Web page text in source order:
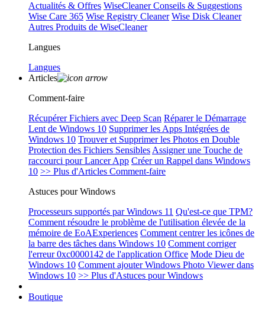
Actualités & Offres WiseCleaner Conseils & Suggestions
Wise Care 365 Wise Registry Cleaner Wise Disk Cleaner
Autres Produits de WiseCleaner
Langues
Langues
Articles
Comment-faire
Récupérer Fichiers avec Deep Scan Réparer le Démarrage
Lent de Windows 10 Supprimer les Apps Intégrées de
Windows 10 Trouver et Supprimer les Photos en Double
Protection des Fichiers Sensibles Assigner une Touche de
raccourci pour Lancer App Créer un Rappel dans Windows
10 >> Plus d'Articles Comment-faire
Astuces pour Windows
Processeurs supportés par Windows 11 Qu'est-ce que TPM?
Comment résoudre le problème de l'utilisation élevée de la
mémoire de EoAExperiences Comment centrer les icônes de
la barre des tâches dans Windows 10 Comment corriger
l'erreur 0xc0000142 de l'application Office Mode Dieu de
Windows 10 Comment ajouter Windows Photo Viewer dans
Windows 10 >> Plus d'Astuces pour Windows
Boutique